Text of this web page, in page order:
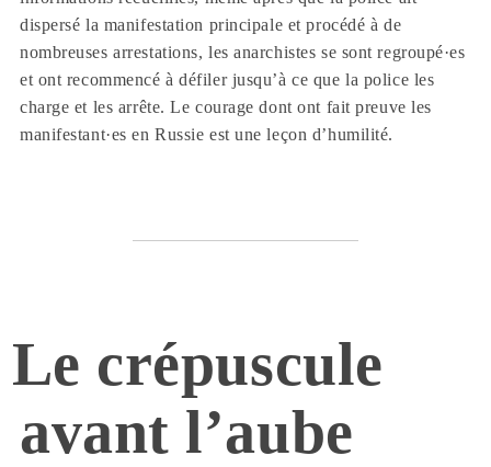
dispersé la manifestation principale et procédé à de
nombreuses arrestations, les anarchistes se sont regroupé·es
et ont recommencé à défiler jusqu’à ce que la police les
charge et les arrête. Le courage dont ont fait preuve les
manifestant·es en Russie est une leçon d’humilité.
Le crépuscule
avant l’aube